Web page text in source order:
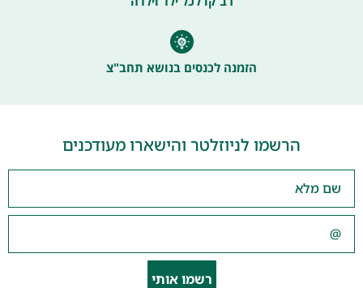
הזמנה לכנסים בנושא תחב"צ
הרשמו לניוזלטר והישארו מעודכנים
רשמו אותי